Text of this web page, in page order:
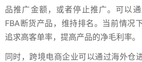
品推广金额，或者停止推广。可以
FBA断货产品，维持排名。当前情况
追求高客单率，提高产品的净毛利率。
同时，跨境电商企业可以通过海外仓